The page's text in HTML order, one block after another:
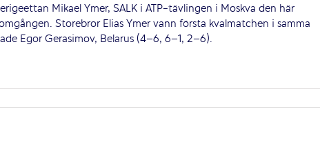
Mikael Ymer, SALK i ATP-tävlingen i Moskva den här
Storebror Elias Ymer vann första kvalmatchen i samma
Egor Gerasimov, Belarus (4–6, 6–1, 2–6).